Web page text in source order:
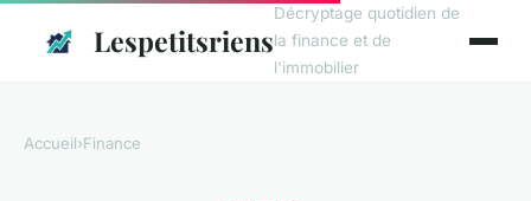
Lespetitsriens
Décryptage quotidien de
la finance et de
l'immobilier
Accueil›Finance